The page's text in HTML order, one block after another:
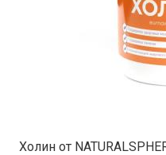
Холин от